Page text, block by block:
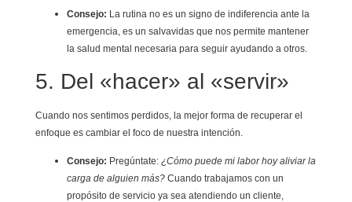
Consejo: La rutina no es un signo de indiferencia ante la
emergencia, es un salvavidas que nos permite mantener
la salud mental necesaria para seguir ayudando a otros.
5. Del «hacer» al «servir»
Cuando nos sentimos perdidos, la mejor forma de recuperar el
enfoque es cambiar el foco de nuestra intención.
Consejo: Pregúntate: ¿Cómo puede mi labor hoy aliviar la
carga de alguien más?Cuando trabajamos con un
propósito de servicio ya sea atendiendo un cliente,